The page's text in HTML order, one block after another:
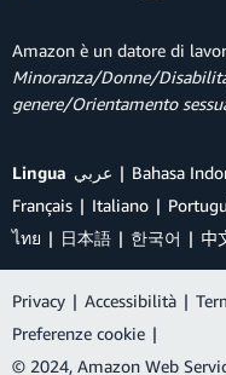
Amazon è un datore di
Minoranza/Donne/
genere/Orientamento
Lingua عربي Bahasa
Français
Italiano
ไทย
日本語 한국어 中
Privacy | Accessibilità |
Preferenze cookie |
© 2024, Amazon Web